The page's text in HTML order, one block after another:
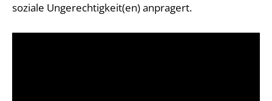
soziale Ungerechtigkeit(en) anpragert.